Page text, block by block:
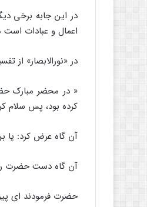
در این جابه برخی
اعمال و عبادات است
در «نورالابصار» از
« در محضر مبارک
کرده بود، پس سلام
آن گاه عرض کرد: یا
آن گاه دست حضرت
حضرت فرمودند ای